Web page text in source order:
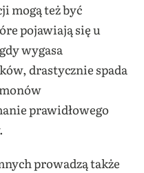
mogą też być
pojawiają się u
wygasa
drastycznie spada
prawidłowego
prowadzą także